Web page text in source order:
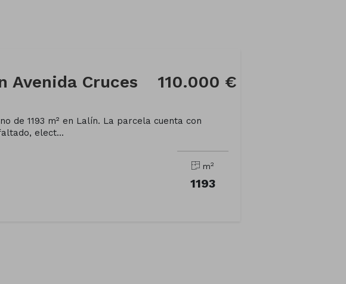
Avenida Cruces 110.000 €
de 1193 m² en Lalín. La parcela cuenta con
elect...
m2
1193